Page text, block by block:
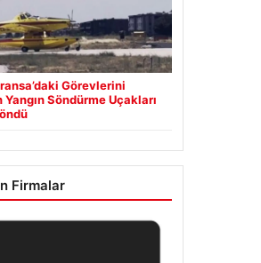
Görevlerini
Söndürme Uçakları
Firmalar